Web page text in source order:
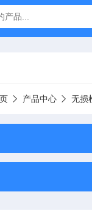
产品中心 无损